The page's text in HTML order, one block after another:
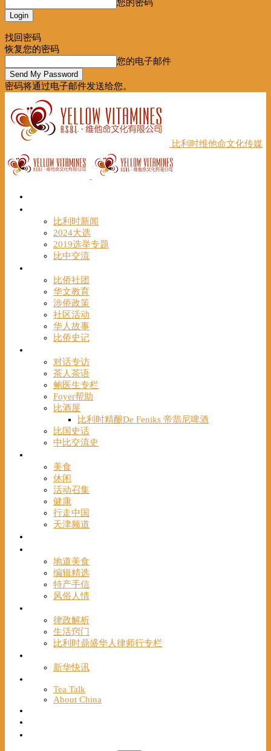
您的密码
找回密码
恢复您的密码
您的电子邮件
密码将通过电子邮件发送给您。
比利时维他命文化传媒
比利时新闻
2024大选
2019选举专题
比中交流
比侨社团
华文教育
涉侨政策
社区活动
华人故事
比侨史记
对话专访
茶人茶语
鲍医生专栏
Foyer帮助
比酒屋
比利时精酿De Feniks 帝翡尼啤酒
比国史话
中比交流史
美食
休闲
活动召集
健康
行走中国
天津频道
地道美食
编辑精选
特产手信
风俗人情
律政解析
生活窍门
比利时鼎盛华人律师行专栏
新华快讯
Tea Talk
About China